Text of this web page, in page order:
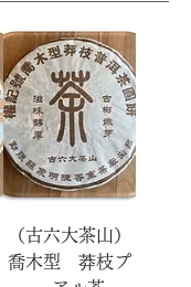
（古六大茶山）
喬木型 莽枝プ